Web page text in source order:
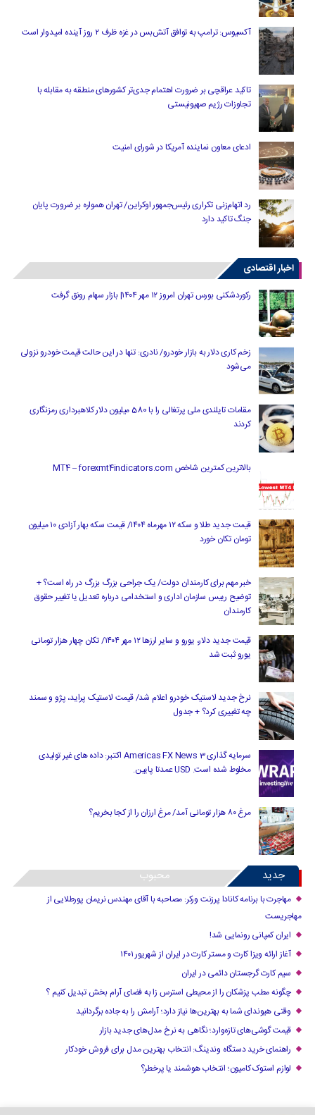
آکسیوس: ترامپ به توافق آتش‌بس در غزه ظرف ۲ روز آینده امیدوار است
تاکید عراقچی بر ضرورت اهتمام جدی‌تر کشورهای منطقه به مقابله با
تجاوزات رژیم صهیونیستی
ادعای معاون نماینده آمریکا در شورای امنیت
رد اتهام‌زنی تکراری رئیس‌جمهور اوکراین/ تهران همواره بر ضرورت پایان
جنگ تاکید دارد
اخبار اقتصادی
رکوردشکنی بورس تهران امروز ۱۲ مهر ۱۴۰۴| بازار سهام رونق گرفت
زخم کاری دلار به بازار خودرو/ نادری: تنها در این حالت قیمت خودرو نزولی
می‌شود
مقامات تایلندی ملی پرتغالی را با 580 میلیون دلار کلاهبرداری رمزنگاری
کردند
بالاترین کمترین شاخص MT4 – forexmt4indicators.com
قیمت جدید طلا و سکه ۱۲ مهرماه ۱۴۰۴/ قیمت سکه بهار آزادی ۱۰ میلیون
تومان تکان خورد
خبر مهم برای کارمندان دولت/ یک جراحی بزرگ بزرگ در راه است؟ +
توضیح رییس سازمان اداری و استخدامی درباره تعدیل یا تغییر حقوق
کارمندان
قیمت جدید دلار، یورو و سایر ارزها ۱۲ مهر ۱۴۰۴/ تکان چهار هزار تومانی
یورو ثبت شد
نرخ جدید لاستیک خودرو اعلام شد/ قیمت لاستیک پراید، پژو و سمند
چه تغییری کرد؟ + جدول
سرمایه گذاری Americas FX News 3 اکتبر: داده های غیر تولیدی
مخلوط شده است. USD عمدتا پایین.
مرغ ۸۰ هزار تومانی آمد/ مرغ ارزان را از کجا بخریم؟
جدید محبوب
مهاجرت با برنامه کانادا پرزنت ورکر: مصاحبه با آقای مهندس نریمان پورطلایی از
مهاجریست
ایران کمپانی رونمایی شد!
آغاز ارائه ویزا کارت و مستر کارت در ایران از شهریور ۱۴۰۱
سیم کارت گرجستان دائمی در ایران
چگونه مطب پزشکان را از محیطی استرس زا به فضای آرام بخش تبدیل کنیم ؟
وقتی هیوندای شما به بهترین‌ها نیاز دارد؛ آرامش را به جاده برگردانید
قیمت گوشی‌های تازه‌وارد؛ نگاهی به نرخ مدل‌های جدید بازار
راهنمای خرید دستگاه وندینگ: انتخاب بهترین مدل برای فروش خودکار
لوازم استوک کامیون؛ انتخاب هوشمند یا پرخطر؟